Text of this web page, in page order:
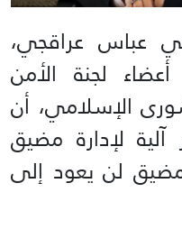
عباس عراقجي،
لجنة الأمن
الإسلامي، أن
لإدارة مضيق
لن يعود إلى